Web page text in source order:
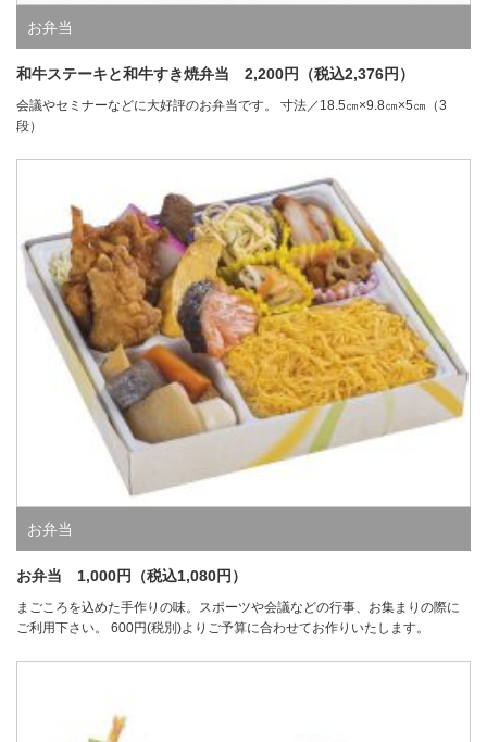
お弁当
和牛ステーキと和牛すき焼弁当 2,200円（税込2,376円）
会議やセミナーなどに大好評のお弁当です。 寸法／18.5㎝×9.8㎝×5㎝（3
段）
お弁当
お弁当 1,000円（税込1,080円）
まごころを込めた手作りの味。スポーツや会議などの行事、お集まりの際に
ご利用下さい。 600円(税別)よりご予算に合わせてお作りいたします。